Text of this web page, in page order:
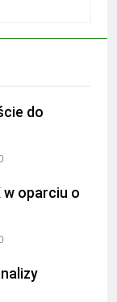
do
w oparciu o